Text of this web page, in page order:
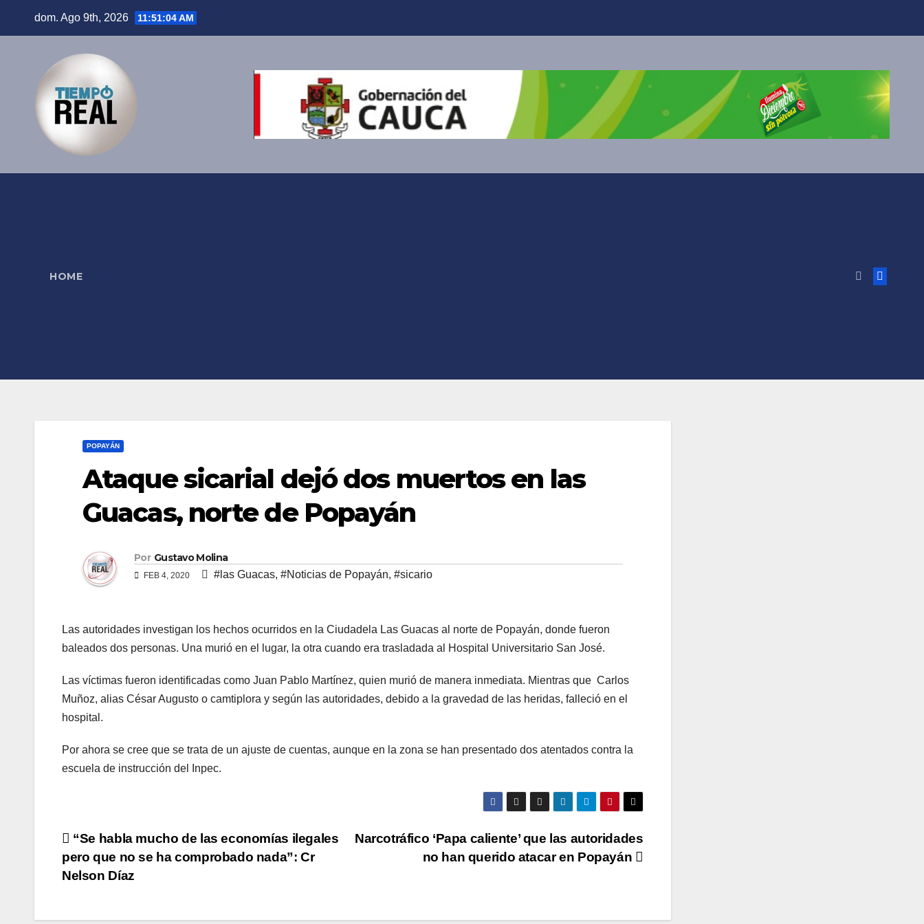
dom. Ago 9th, 2026 11:51:05 AM
HOME
POPAYÁN
Ataque sicarial dejó dos muertos en las
Guacas, norte de Popayán
Por Gustavo Molina
FEB 4, 2020 #las Guacas, #Noticias de Popayán, #sicario
Las autoridades investigan los hechos ocurridos en la Ciudadela Las Guacas al norte de Popayán, donde fueron
baleados dos personas. Una murió en el lugar, la otra cuando era trasladada al Hospital Universitario San José.
Las víctimas fueron identificadas como Juan Pablo Martínez, quien murió de manera inmediata. Mientras que Carlos
Muñoz, alias César Augusto o camtiplora y según las autoridades, debido a la gravedad de las heridas, falleció en el
hospital.
Por ahora se cree que se trata de un ajuste de cuentas, aunque en la zona se han presentado dos atentados contra la
escuela de instrucción del Inpec.
Navegación
de
Narcotráfico ‘Papa caliente’ que las autoridades
no han querido atacar en Popayán
“Se habla mucho de las economías ilegales
pero que no se ha comprobado nada”: Cr
Nelson Díaz